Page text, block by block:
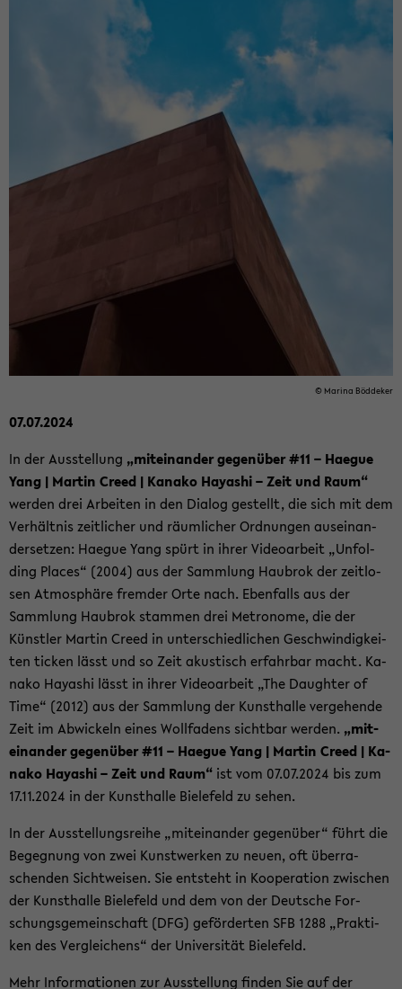
© Ma­ri­na Böd­de­ker
07.07.2024
In der Aus­stel­lung „mit­ein­an­der ge­gen­über #11 – Ha­e­gue
Yang | Mar­tin Creed | Ka­na­ko Ha­ya­shi – Zeit und Raum“
wer­den drei Ar­bei­ten in den Dia­log ge­stellt, die sich mit dem
Ver­hält­nis zeit­li­cher und räum­li­cher Ord­nun­gen aus­ein­an­
der­set­zen: Ha­e­gue Yang spürt in ihrer Vi­deo­ar­beit „Un­fol­
ding Places“ (2004) aus der Samm­lung Hau­brok der zeit­lo­
sen At­mo­sphä­re frem­der Orte nach. Eben­falls aus der
Samm­lung Hau­brok stam­men drei Me­tro­no­me, die der
Künst­ler Mar­tin Creed in un­ter­schied­li­chen Ge­schwin­dig­kei­
ten ti­cken lässt und so Zeit akus­tisch er­fahr­bar macht. Ka­
na­ko Ha­ya­shi lässt in ihrer Vi­deo­ar­beit „The Daugh­ter of
Time“ (2012) aus der Samm­lung der Kunst­hal­le ver­ge­hen­de
Zeit im Ab­wi­ckeln eines Woll­fa­dens sicht­bar wer­den. „mit­
ein­an­der ge­gen­über #11 – Ha­e­gue Yang | Mar­tin Creed | Ka­
na­ko Ha­ya­shi – Zeit und Raum“ ist vom 07.07.2024 bis zum
17.11.2024 in der Kunst­hal­le Bie­le­feld zu sehen.
In der Aus­stel­lungs­rei­he „mit­ein­an­der ge­gen­über“ führt die
Be­geg­nung von zwei Kunst­wer­ken zu neuen, oft über­ra­
schen­den Sicht­wei­sen. Sie ent­steht in Ko­ope­ra­ti­on zwi­schen
der Kunst­hal­le Bie­le­feld und dem von der Deut­sche For­
schungs­ge­mein­schaft (DFG) ge­för­der­ten SFB 1288 „Prak­ti­
ken des Ver­glei­chens“ der Uni­ver­si­tät Bie­le­feld.
Mehr In­for­ma­tio­nen zur Aus­stel­lung fin­den Sie auf der